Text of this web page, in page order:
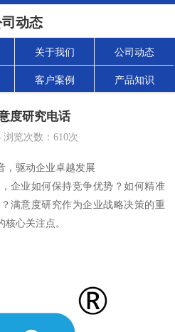
动态
关于我们 公司动态
客户案例 产品知识
度研究电话
浏览次数： 610次
，驱动企业卓越发展
企业如何保持竞争优势？如何精准
满意度研究作为企业战略决策的重
心关注点。